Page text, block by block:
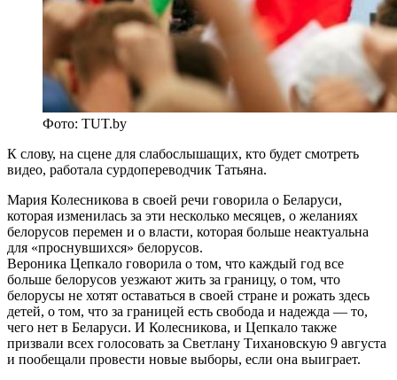
Фото: TUT.by
К слову, на сцене для слабослышащих, кто будет смотреть
видео, работала сурдопереводчик Татьяна.
Мария Колесникова в своей речи говорила о Беларуси,
которая изменилась за эти несколько месяцев, о желаниях
белорусов перемен и о власти, которая больше неактуальна
для «проснувшихся» белорусов.
Вероника Цепкало говорила о том, что каждый год все
больше белорусов уезжают жить за границу, о том, что
белорусы не хотят оставаться в своей стране и рожать здесь
детей, о том, что за границей есть свобода и надежда — то,
чего нет в Беларуси. И Колесникова, и Цепкало также
призвали всех голосовать за Светлану Тихановскую 9 августа
и пообещали провести новые выборы, если она выиграет.